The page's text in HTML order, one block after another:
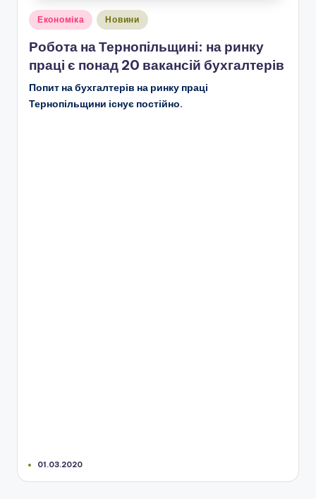
Опубліковано
Економіка Новини
Робота на Тернопільщині: на ринку
праці є понад 20 вакансій бухгалтерів
Попит на бухгалтерів на ринку праці
Тернопільщини існує постійно.
01.03.2020